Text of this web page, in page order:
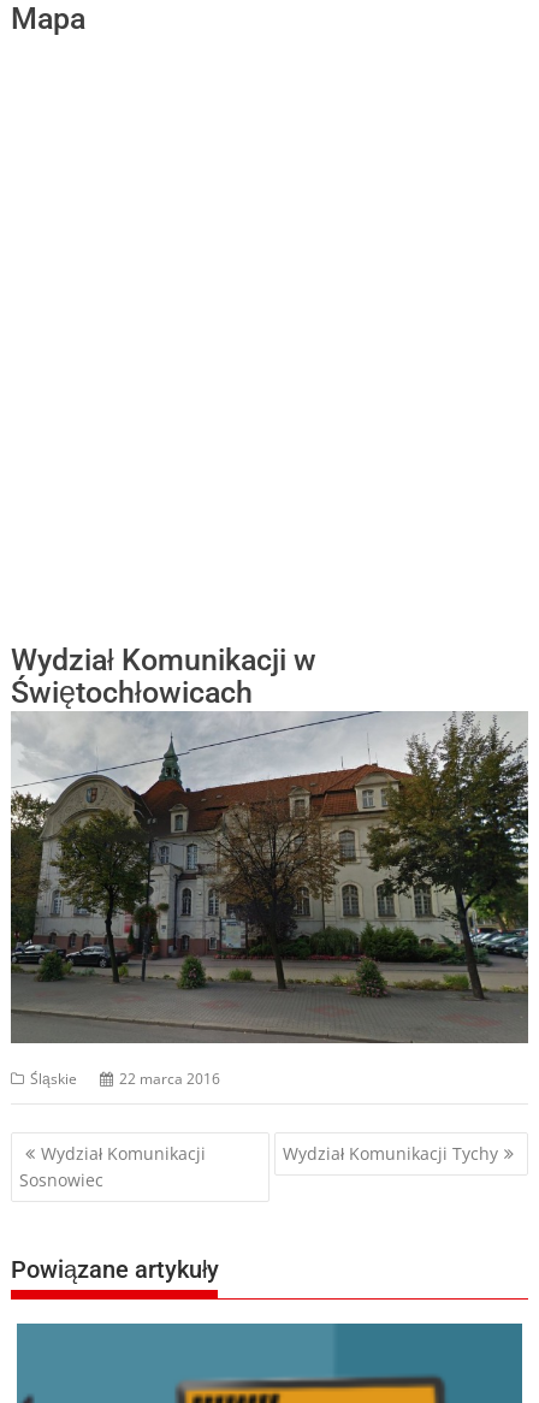
Mapa
Wydział Komunikacji w
Świętochłowicach
Śląskie 22 marca 2016
Nawigacja
wpisu
Wydział Komunikacji
Sosnowiec
Wydział Komunikacji Tychy
Powiązane artykuły